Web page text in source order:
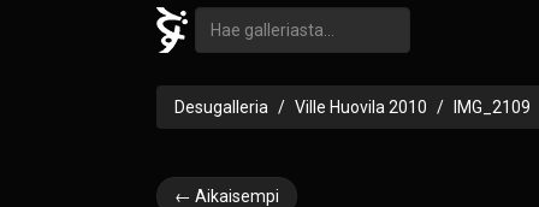
Desugalleria Ville Huovila 2010 IMG_2109
← Aikaisempi